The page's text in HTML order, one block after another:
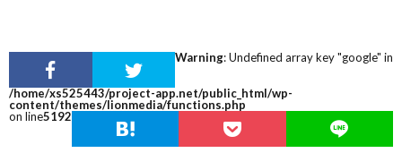
Warning: Undefined array key "google" in
/home/xs525443/project-app.net/public_html/wp-
content/themes/lionmedia/functions.php
on line5192